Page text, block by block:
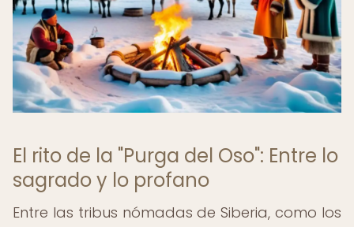
El rito de la "Purga del Oso": Entre lo
sagrado y lo profano
Entre las tribus nómadas de Siberia, como los